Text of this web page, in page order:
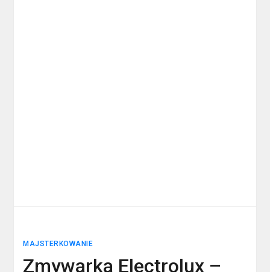
MAJSTERKOWANIE
Zmywarka Electrolux –